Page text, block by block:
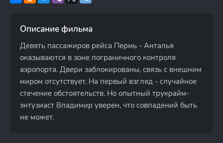
Описание фильма
Девять пассажиров рейса Пермь - Анталья
оказываются в зоне пограничного контроля
аэропорта. Двери заблокированы, связь с внешним
миром отсутствует. На первый взгляд - случайное
стечение обстоятельств. Но опытный трукрайм-
энтузиаст Владимир уверен, что совпадений быть
не может.